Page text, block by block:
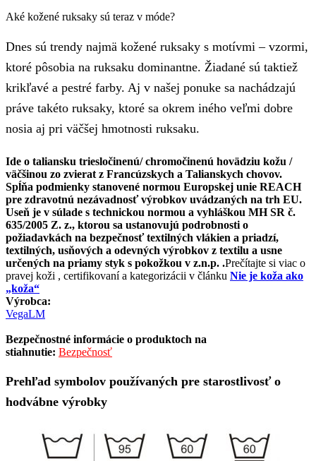
Aké kožené ruksaky sú teraz v móde?
Dnes sú trendy najmä kožené ruksaky s motívmi – vzormi,
ktoré pôsobia na ruksaku dominantne. Žiadané sú taktiež
krikľavé a pestré farby. Aj v našej ponuke sa nachádzajú
práve takéto ruksaky, ktoré sa okrem iného veľmi dobre
nosia aj pri väčšej hmotnosti ruksaku.
Ide o taliansku triesločinenú/ chromočinenú hovädziu kožu /
väčšinou zo zvierat z Francúzskych a Talianskych chovov.
Spĺňa podmienky stanovené normou Europskej unie REACH
pre zdravotnú nezávadnosť výrobkov uvádzaných na trh EU.
Useň je v súlade s technickou normou a vyhláškou MH SR č.
635/2005 Z. z., ktorou sa ustanovujú podrobnosti o
požiadavkách na bezpečnosť textilných vlákien a priadzí,
textilných, usňových a odevných výrobkov z textilu a usne
určených na priamy styk s pokožkou v z.n.p. .Prečítajte si viac o
pravej koži , certifikovaní a kategorizácii v článku Nie je koža ako
„koža“
Výrobca:
VegaLM
Bezpečnostné informácie o produktoch na
stiahnutie: Bezpečnosť
Prehľad symbolov používaných pre starostlivosť o
hodvábne výrobky